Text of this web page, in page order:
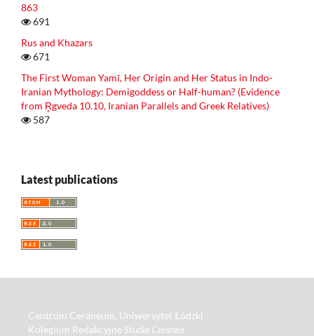
863
691
Rus and Khazars
671
The First Woman Yamī, Her Origin and Her Status in Indo-
Iranian Mythology: Demigoddess or Half-human? (Evidence
from R̥gveda 10.10, Iranian Parallels and Greek Relatives)
587
Latest publications
Centrum Ceraneum, Uniwersytet Łódzki
Kolegium Redakcyjne Studia Ceranea